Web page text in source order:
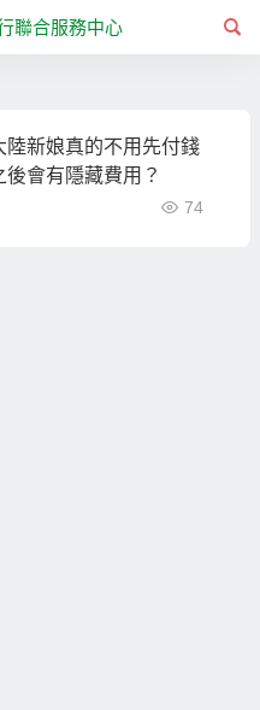
聯合服務中心
陸新娘真的不用先付錢
後會有隱藏費用？
74